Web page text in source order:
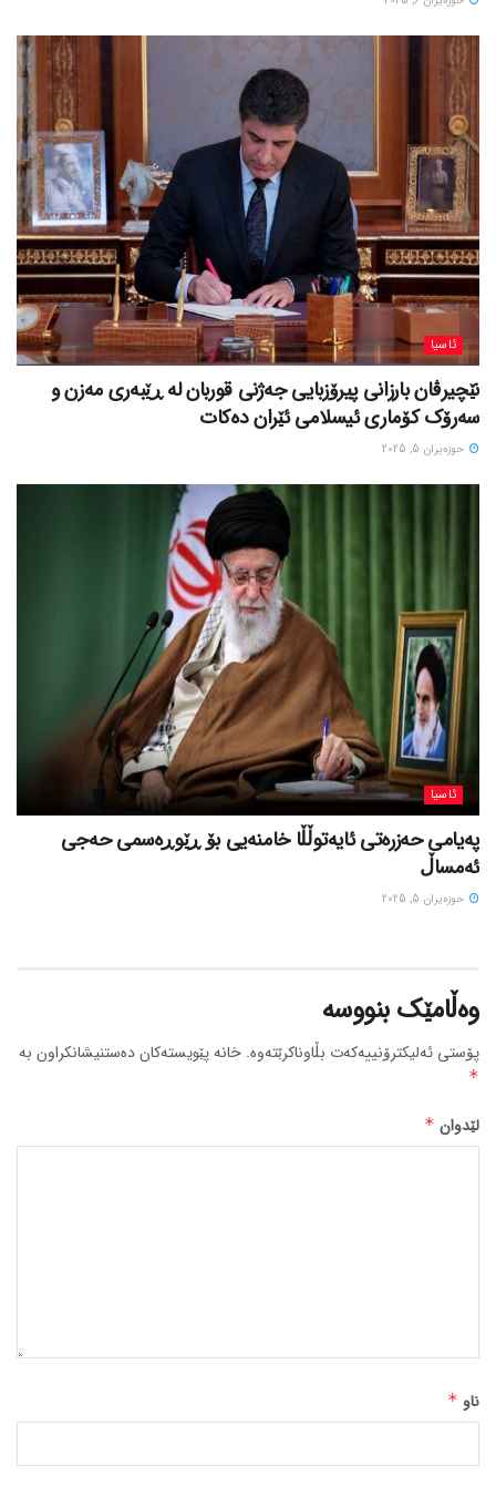
ئاسیا
نێچیرڤان بارزانی پیرۆزبایی جەژنی قوربان لە ڕێبەری مەزن و
سەرۆک کۆماری ئیسلامی ئێران دەکات
حوزه‌یران 5, 2025
ئاسیا
پەیامی حەزرەتی ئایەتوڵڵا خامنەیی بۆ ڕێوڕەسمی حەجی
ئەمساڵ
حوزه‌یران 5, 2025
وەڵامێک بنووسە
پۆستی ئەلیکترۆنییەکەت بڵاوناکرێتەوە. خانە پێویستەکان دەستنیشانکراون بە
*
لێدوان *
ناو *